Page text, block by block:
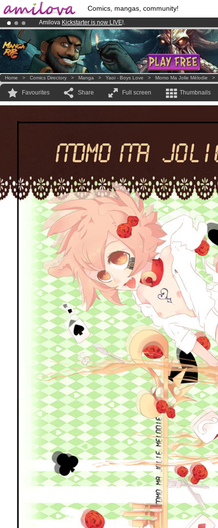
Comics, mangas, community!
Amilova Kickstarter is now LIVE!.
Premium membership from3.95 eurosper month !Get membership
Already 134393membersand 1208 comics & mangas!.
Home > Comics Directory > Manga > Yaoi - Boys Love > Momo Ma Jolie Mélodie
Favourites Share Full screen Thumbnails